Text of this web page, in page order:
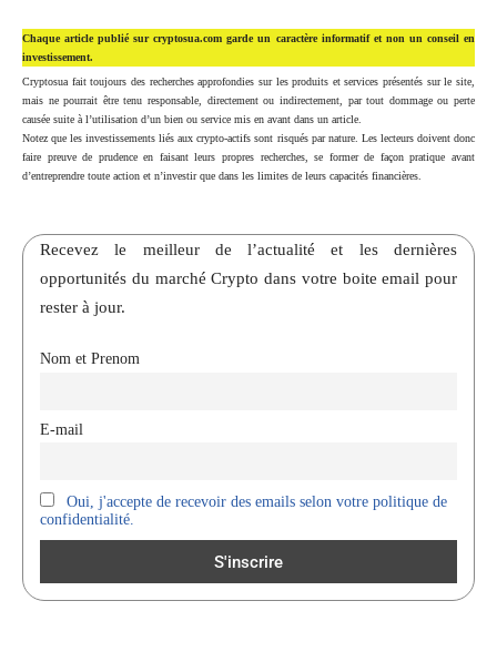
Chaque article publié sur cryptosua.com garde un caractère informatif et non un conseil en
investissement.
Cryptosua fait toujours des recherches approfondies sur les produits et services présentés sur le site,
mais ne pourrait être tenu responsable, directement ou indirectement, par tout dommage ou perte
causée suite à l’utilisation d’un bien ou service mis en avant dans un article.
Notez que les investissements liés aux crypto-actifs sont risqués par nature. Les lecteurs doivent donc
faire preuve de prudence en faisant leurs propres recherches, se former de façon pratique avant
d’entreprendre toute action et n’investir que dans les limites de leurs capacités financières.
Recevez le meilleur de l’actualité et les dernières
opportunités du marché Crypto dans votre boite email pour
rester à jour.
Nom et Prenom
E-mail
Oui, j'accepte de recevoir des emails selon votre politique de
confidentialité.